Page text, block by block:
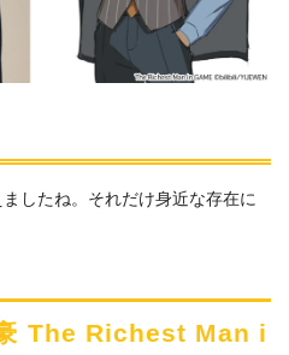
したね。それだけ身近な存在に
The Richest Man i